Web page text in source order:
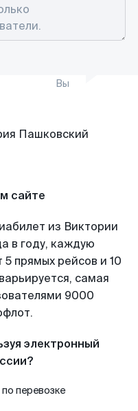
Вы
сайте
из Виктории
в году, каждую
прямых рейсов и 10
самая
9000
электронный
перевозке